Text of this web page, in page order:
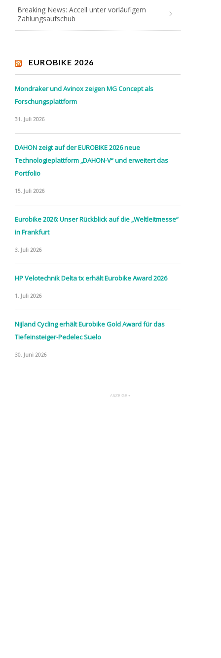
Breaking News: Accell unter vorläufigem
Zahlungsaufschub
EUROBIKE 2026
Mondraker und Avinox zeigen MG Concept als
Forschungsplattform
31. Juli 2026
DAHON zeigt auf der EUROBIKE 2026 neue
Technologieplattform „DAHON-V“ und erweitert das
Portfolio
15. Juli 2026
Eurobike 2026: Unser Rückblick auf die „Weltleitmesse“
in Frankfurt
3. Juli 2026
HP Velotechnik Delta tx erhält Eurobike Award 2026
1. Juli 2026
Nijland Cycling erhält Eurobike Gold Award für das
Tiefeinsteiger-Pedelec Suelo
30. Juni 2026